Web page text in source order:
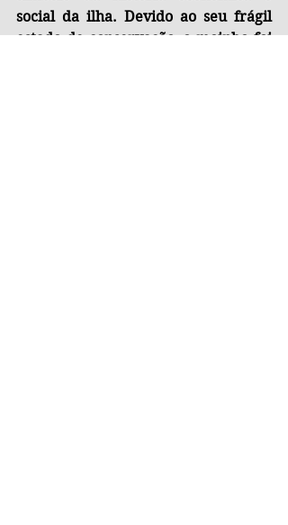
social da ilha. Devido ao seu frágil
estado de conservação, o moinho foi